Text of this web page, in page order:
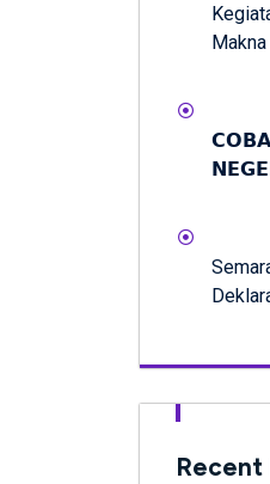
Makna
Recent